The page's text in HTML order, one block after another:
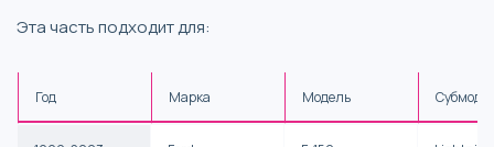
Эта часть подходит для:
Год Марка Модель